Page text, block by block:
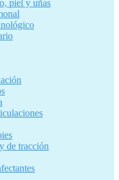
piel y uñas
de tracción